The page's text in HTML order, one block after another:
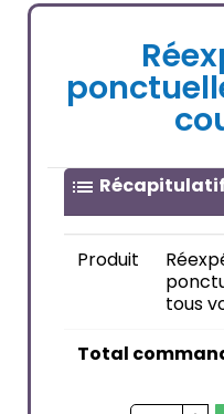
list Récapitulatif
Produit
tous
Total